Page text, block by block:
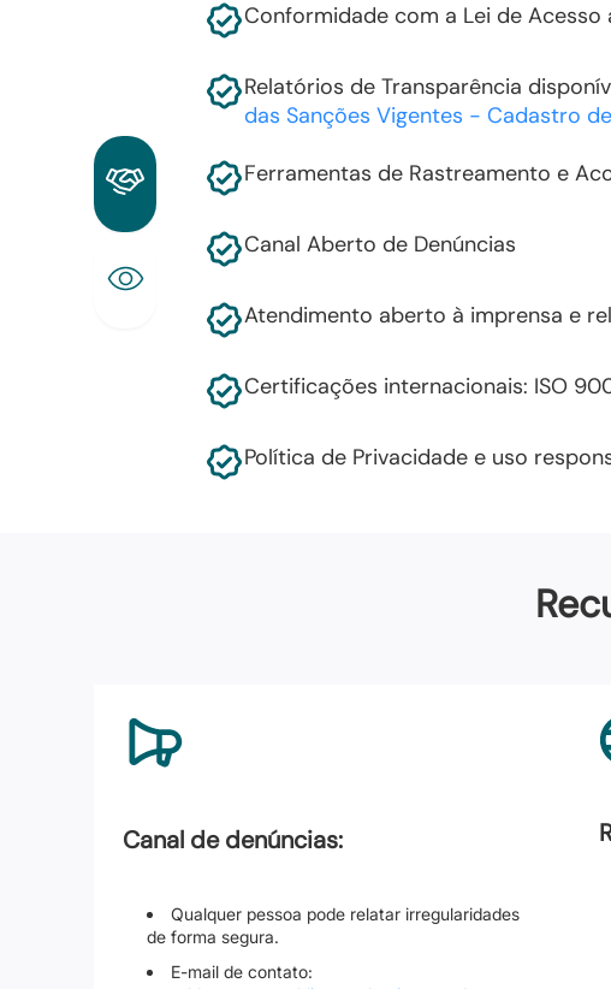
Conformidade com a Lei de Acesso
Relatórios de Transparência
das Sanções Vigentes - Cadastro
Ferramentas de Rastreamento e
Canal Aberto de Denúncias
Atendimento aberto à imprensa e
Certificações internacionais: ISO
Política de Privacidade e uso
Canal de denúncias:
Qualquer pessoa pode relatar irregularidades
de forma segura.
E-mail de contato: